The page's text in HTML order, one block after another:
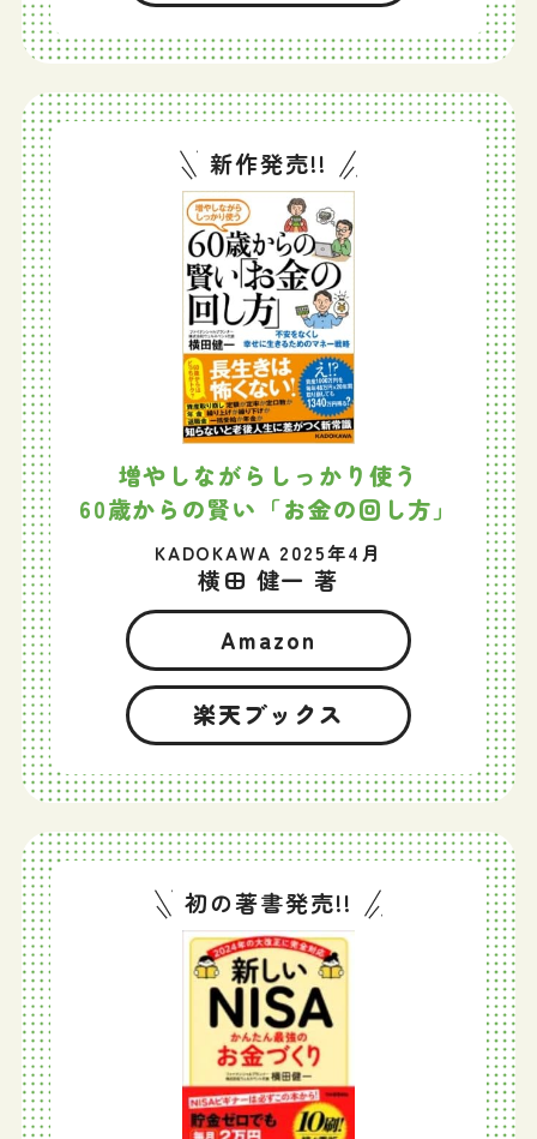
新作発売!!
増やしながらしっかり使う
60歳からの賢い「お金の回し方」
KADOKAWA 2025年4月
横田 健一 著
Amazon
楽天ブックス
初の著書発売!!